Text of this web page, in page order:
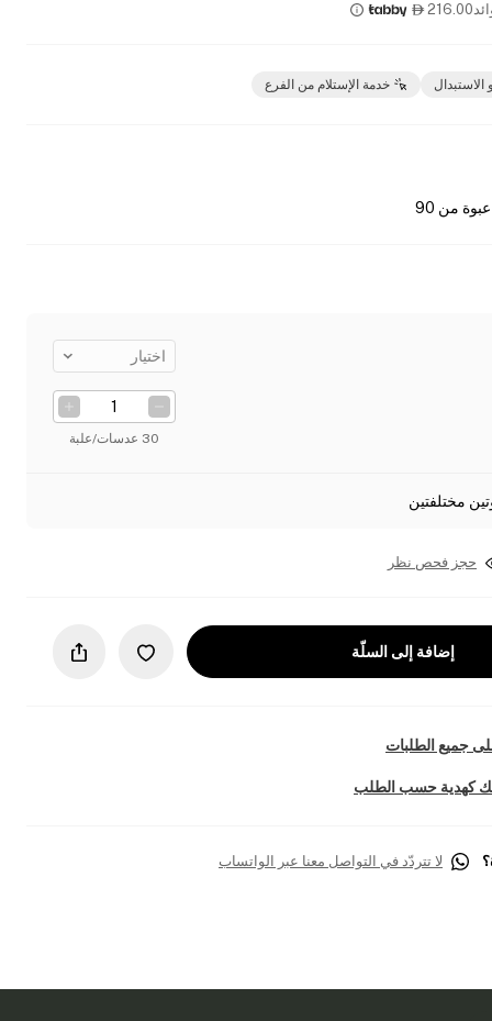
216.00

الاستبدال خدمة الإستلام من الفرع
عبوة من 90
اختيار
30 عدسات/علبة
مختلفتين
حجز فحص نظر
إضافة إلى السلّة
جميع الطلبات
كهدية حسب الطلب
لا تتردّد في التواصل معنا عبر الواتساب